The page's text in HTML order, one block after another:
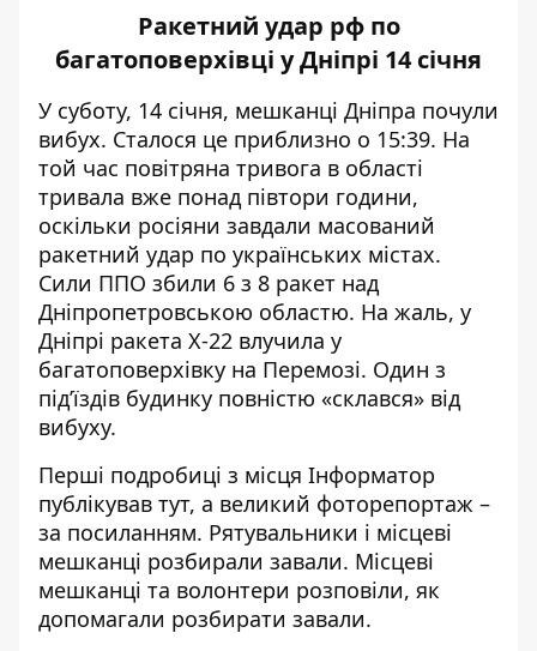
Ракетний удар рф по
багатоповерхівці у Дніпрі 14 січня
У суботу, 14 січня, мешканці Дніпра почули
вибух. Сталося це приблизно о 15:39. На
той час повітряна тривога в області
тривала вже понад півтори години,
оскільки росіяни завдали масований
ракетний удар по українських містах.
Сили ППО збили 6 з 8 ракет над
Дніпропетровською областю. На жаль, у
Дніпрі ракета Х-22 влучила у
багатоповерхівку на Перемозі. Один з
під’їздів будинку повністю «склався» від
вибуху.
Перші подробиці з місця Інформатор
публікував тут, а великий фоторепортаж –
за посиланням. Рятувальники і місцеві
мешканці розбирали завали. Місцеві
мешканці та волонтери розповіли, як
допомагали розбирати завали.